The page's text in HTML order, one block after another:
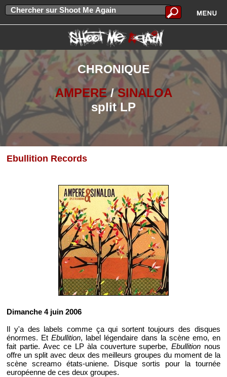
CHRONIQUE
AMPERE/SINALOA
split LP
Ebullition Records
Dimanche 4 juin 2006
Il y'a des labels comme ça qui sortent toujours des disques
énormes. EtEbullition, label légendaire dans la scène emo, en
fait partie. Avec ce LP àla couverture superbe, Ebullition nous
offre un split avec deux des meilleurs groupes du moment de la
scène screamo états-uniene. Disque sortis pour la tournée
européenne de ces deux groupes.